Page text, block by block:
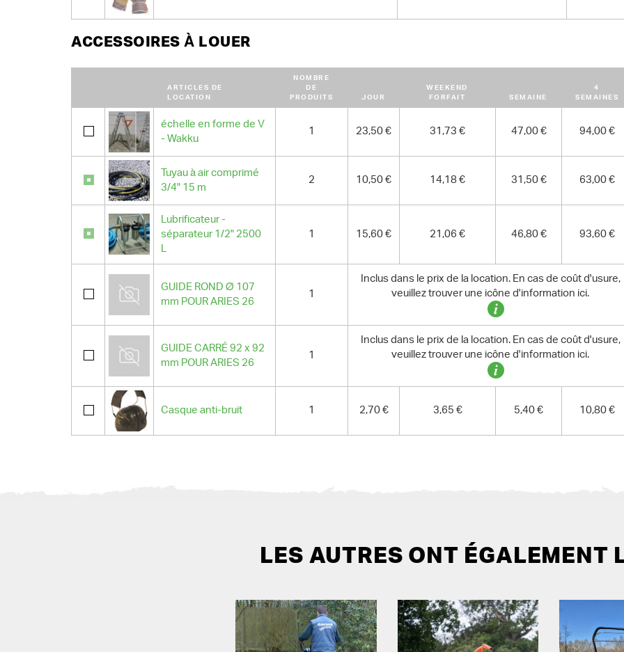
ACCESSOIRES À LOUER
ARTICLES DE
LOCATION
NOMBRE
DE
PRODUITS
JOUR
WEEKEND
FORFAIT
SEMAINE
4
SEMAINES
échelle en forme de V
- Wakku
1 23,50 € 31,73 € 47,00 € 94,00 €
Tuyau à air comprimé
3/4" 15 m
2 10,50 € 14,18 € 31,50 € 63,00 €
Lubrificateur -
séparateur 1/2" 2500
1 15,60 € 21,06 € 46,80 € 93,60 €
GUIDE ROND Ø 107
mm POUR ARIES 26
1
Inclus dans le prix de la location. En cas de coût d'usure,
veuillez trouver une icône d'information ici.
GUIDE CARRÉ 92 x 92
mm POUR ARIES 26
1
Inclus dans le prix de la location. En cas de coût d'usure,
veuillez trouver une icône d'information ici.
Casque anti-bruit 1 2,70 € 3,65 € 5,40 € 10,80 €
LES AUTRES ONT ÉGALEMENT